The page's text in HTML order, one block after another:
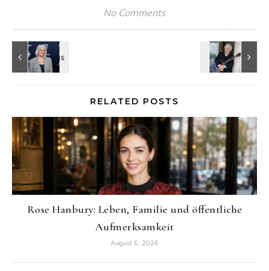
No Comments
RELATED POSTS
Rose Hanbury: Leben, Familie und öffentliche
Aufmerksamkeit
August 6, 2026